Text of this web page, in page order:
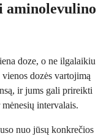
doze, o ne ilgalaikiu
dozės vartojimą
ir jums gali prireikti
intervalais.
nuo jūsų konkrečios